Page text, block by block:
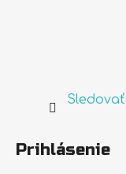
Prihlásenie